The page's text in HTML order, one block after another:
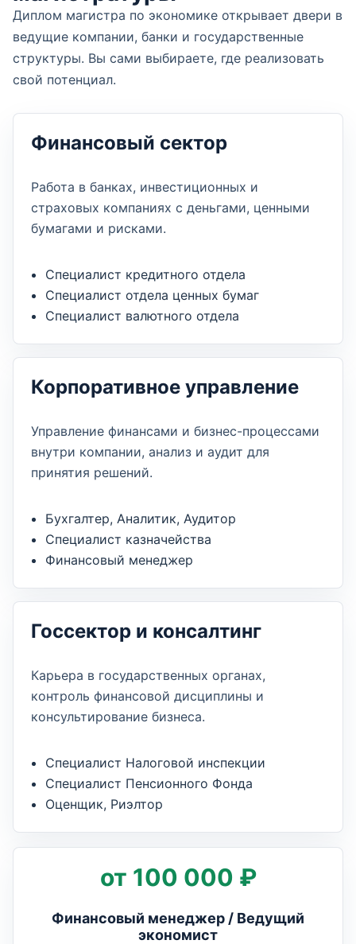
Диплом магистра по экономике открывает двери в
ведущие компании, банки и государственные
структуры. Вы сами выбираете, где реализовать
свой потенциал.
Финансовый сектор
Работа в банках, инвестиционных и
страховых компаниях с деньгами, ценными
бумагами и рисками.
Специалист кредитного отдела
Специалист отдела ценных бумаг
Специалист валютного отдела
Корпоративное управление
Управление финансами и бизнес-процессами
внутри компании, анализ и аудит для
принятия решений.
Бухгалтер, Аналитик, Аудитор
Специалист казначейства
Финансовый менеджер
Госсектор и консалтинг
Карьера в государственных органах,
контроль финансовой дисциплины и
консультирование бизнеса.
Специалист Налоговой инспекции
Специалист Пенсионного Фонда
Оценщик, Риэлтор
от 100 000 ₽
Финансовый менеджер / Ведущий
экономист